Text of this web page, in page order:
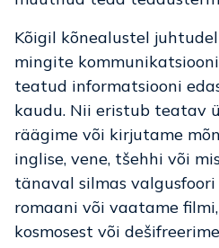
Kõigil kõnealustel
mingite
teatud informatsiooni
kaudu. Nii eristub teatav
räägime või kirjutame
inglise, vene, tšehhi või
tänaval silmas
romaani või vaatame
kosmosest või